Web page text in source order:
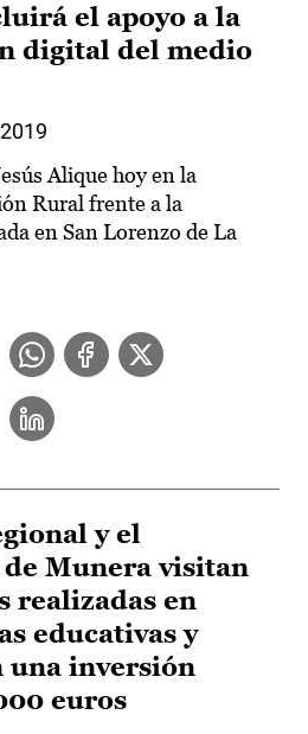
el apoyo a la
digital del medio
Alique hoy en la
Rural frente a la
en San Lorenzo de La
y el
Munera visitan
realizadas en
educativas y
una inversión
euros